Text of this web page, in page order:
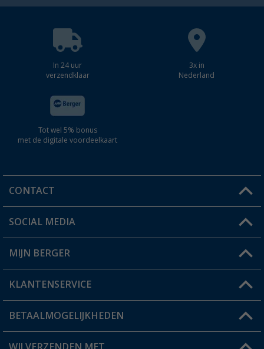
In 24 uur
verzendklaar
3x in
Nederland
Tot wel 5% bonus
met de digitale voordeelkaart
CONTACT
Een vraag?
Winkel vinden
SOCIAL MEDIA
MIJN BERGER
Mijn account
Status bestelling
KLANTENSERVICE
FAQ & Contact
Verzendinformatie
BETAALMOGELIJKHEDEN